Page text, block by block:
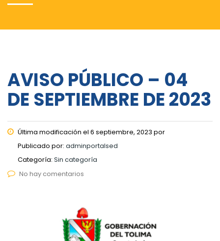
AVISO PÚBLICO – 04
DE SEPTIEMBRE DE 2023
Última modificación el 6 septiembre, 2023 por
Publicado por: adminportalsed
Categoría: Sin categoría
No hay comentarios